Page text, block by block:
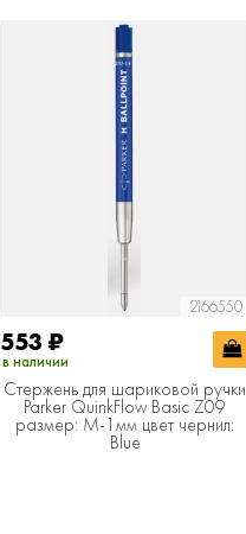
2166550
553₽
в наличии
Стержень для шариковой ручки
Parker QuinkFlow Basic Z09
размер: M-1мм цвет чернил:
Blue